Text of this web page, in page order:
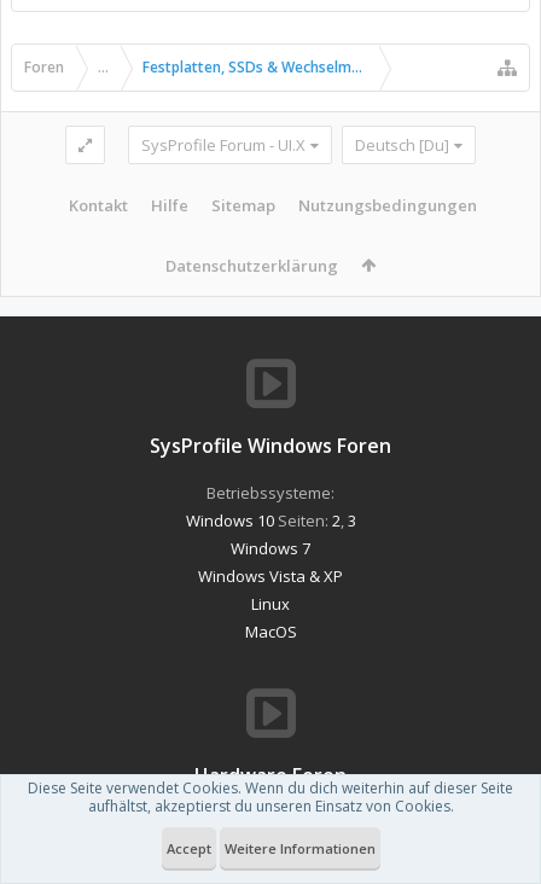
Foren ... Festplatten, SSDs & Wechselmedien
SysProfile Forum - UI.X Deutsch [Du]
Kontakt Hilfe Sitemap Nutzungsbedingungen
Datenschutzerklärung
SysProfile Windows Foren
Betriebssysteme:
Windows 10Seiten: 2 3
Windows 7
Windows Vista & XP
Linux
MacOS
Hardware Foren
Software und Treiber
Hardwareprobleme
Diese Seite verwendet Cookies. Wenn du dich weiterhin auf dieser Seite
aufhältst, akzeptierst du unseren Einsatz von Cookies.
Accept Weitere Informationen